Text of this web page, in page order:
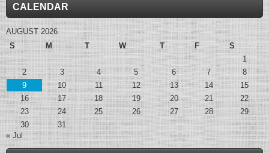
CALENDAR
AUGUST 2026
S
M T W T F
S
1
2
3 4 5 6 7
8
9
10 11 12 13 14
15
16
17 18 19 20 21
22
23
24 25 26 27 28
29
30
31
« Jul